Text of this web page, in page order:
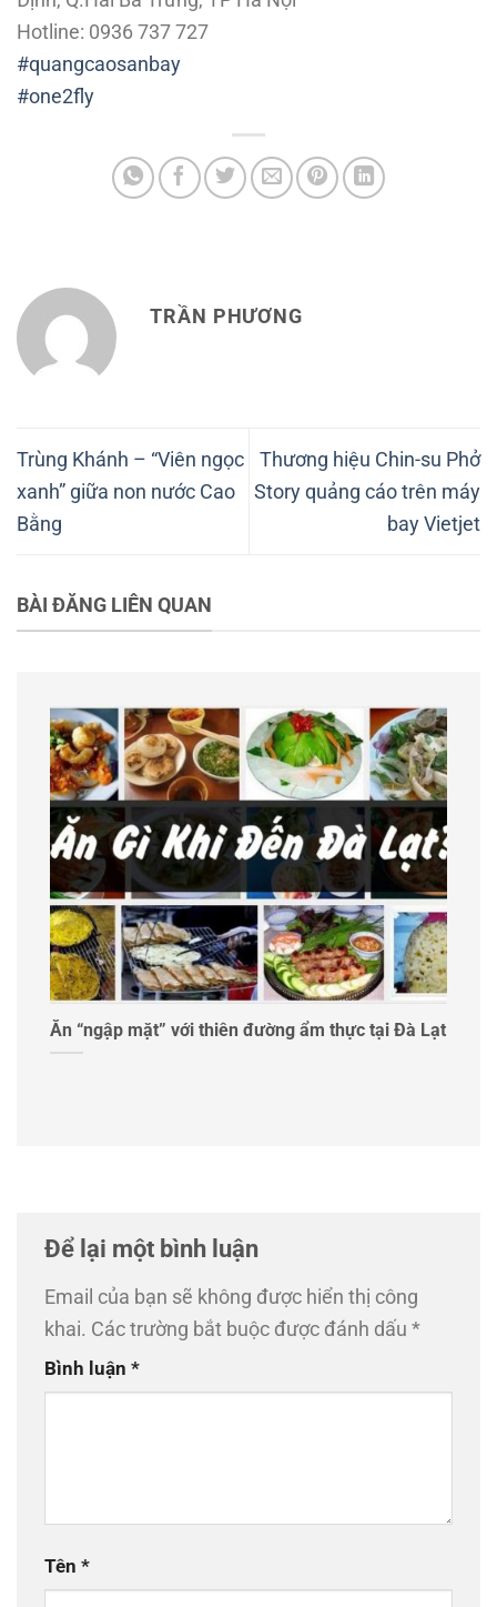
Hotline: 0936 737 727
#quangcaosanbay
#one2fly
TRẦN PHƯƠNG
Trùng Khánh – “Viên ngọc
xanh” giữa non nước Cao
Bằng
Thương hiệu Chin-su Phở
Story quảng cáo trên máy
bay Vietjet
BÀI ĐĂNG LIÊN QUAN
Ăn “ngập mặt” với thiên đường ẩm thực tại Đà Lạt
Để lại một bình luận
Email của bạn sẽ không được hiển thị công
khai. Các trường bắt buộc được đánh dấu *
Bình luận *
Tên *